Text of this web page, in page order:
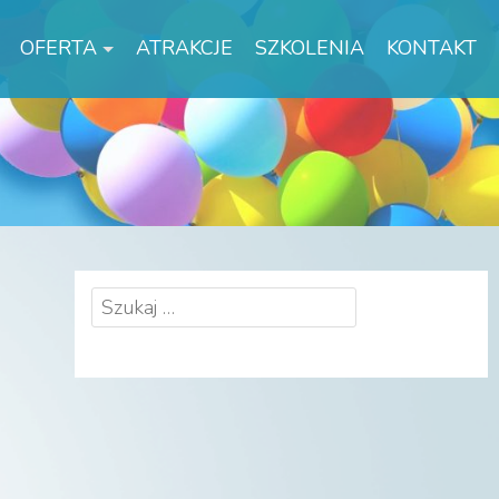
OFERTA ATRAKCJE SZKOLENIA KONTAKT
Szukaj: